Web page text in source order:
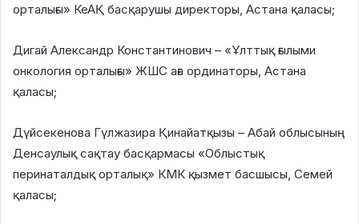
орталығы» КеАҚ басқарушы директоры, Астана қаласы;
Дигай Александр Константинович – «Ұлттық ғылыми
онкология орталығы» ЖШС аға ординаторы, Астана
қаласы;
Дүйсекенова Гүлжазира Қинайатқызы – Абай облысының
Денсаулық сақтау басқармасы «Облыстық
перинаталдық орталық» КМК қызмет басшысы, Семей
қаласы;